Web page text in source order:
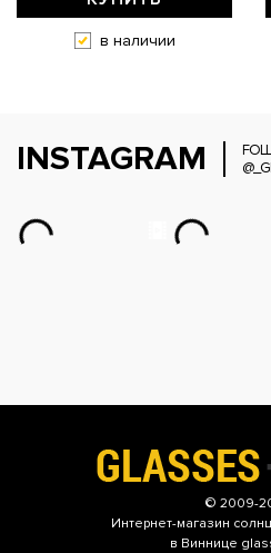
в наличии
INSTAGRAM
© 2009-
Интернет-магазин
в Виннице